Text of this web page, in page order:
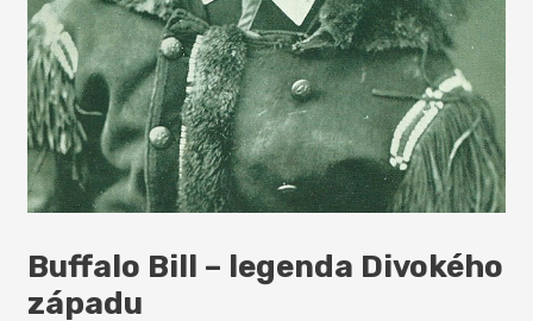
Buffalo Bill – legenda Divokého
západu